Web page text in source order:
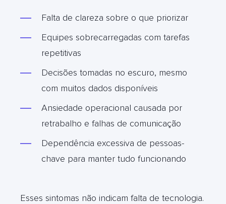
Falta de clareza sobre o que priorizar
Equipes sobrecarregadas com tarefas
repetitivas
Decisões tomadas no escuro, mesmo
com muitos dados disponíveis
Ansiedade operacional causada por
retrabalho e falhas de comunicação
Dependência excessiva de pessoas-
chave para manter tudo funcionando
Esses sintomas não indicam falta de tecnologia.